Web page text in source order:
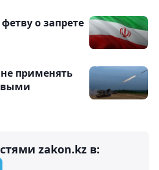
о запрете
применять
zakon.kz в: